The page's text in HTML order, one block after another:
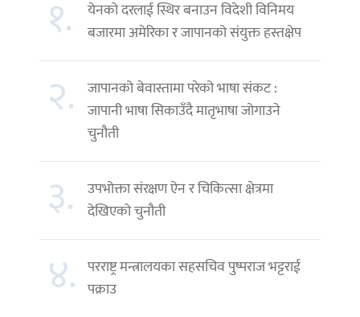
१.
येनको दरलाई स्थिर बनाउन विदेशी विनिमय
बजारमा अमेरिका र जापानको संयुक्त हस्तक्षेप
२. जापानको बेवास्तामा परेको भाषा संकट :
जापानी भाषा सिकाउँदै मातृभाषा जोगाउने
चुनौती
३.
उपभोक्ता संरक्षण ऐन र चिकित्सा क्षेत्रमा
देखिएको चुनौती
४. परराष्ट्र मन्त्रालयका सहसचिव पुष्पराज भट्टराई
पक्राउ